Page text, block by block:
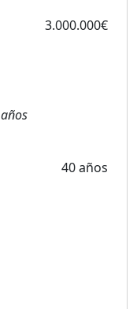
3.000.000€
años
40 años